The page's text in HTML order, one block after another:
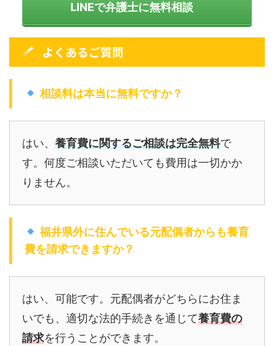
LINEで弁護士に無料相談
よくあるご質問
相談料は本当に無料ですか？
はい、 養育費に関するご相談は完全無料で
す。何度ご相談いただいても費用は一切かか
りません。
福井県外に住んでいる元配偶者からも養育
費を請求できますか？
はい、可能です。元配偶者がどちらにお住ま
いでも、適切な法的手続きを通じて養育費の
請求を行うことができます。